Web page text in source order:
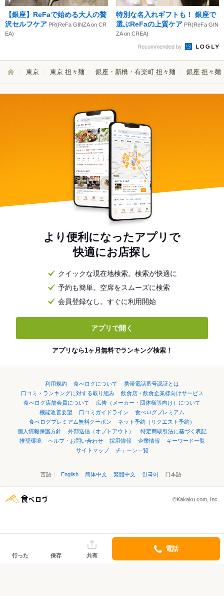
【銀座】ReFaで始める大人の贅
沢セルフケア PR(ReFa GINZA on CR
EA)
特別な名入れギフトも！ 銀座で
選ぶReFaの上質ケア PR(ReFa GIN
ZA on CREA)
Recommended by
東京 東京 担々麺 銀座・新橋・有楽町 担々麺 銀座 担々麺
より便利になったアプリで
快適にお店探し
クイックな現在地検索。検索が快適に
予約も簡単。空席をスムーズに検索
会員登録なし。すぐに利用開始
アプリで開く
アプリなら1ヶ月無料でランキング検索！
利用規約 食べログについて
携帯電話番号認証とは
口コミ・ランキングに対する取り組み
飲食店・飲食企業様向けサービス
食べログ店舗会員について
広告（メーカー・団体様等向け）について
機能改善要望
口コミガイドライン
食べログプレミアム
食べログプレミアム無料クーポン
ネット予約（リクエスト予約）
個人情報保護方針
外部送信（オプトアウト）
特定商取引法に基づく表記
推奨環境
ヘルプ・お問い合わせ 採用情報 企業情報
キーワード一覧
サイトマップ
チェーン一覧
言語： English 简体中文 繁體中文 한국어 日本語
©Kakaku.com, Inc.
行った 保存 共有
電話